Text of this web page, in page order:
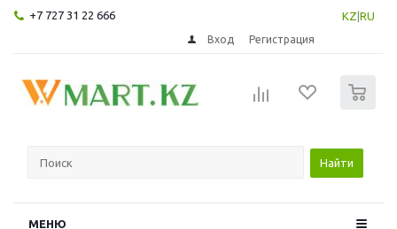
+7 727 31 22 666 KZ RU
Вход Регистрация
Найти
МЕНЮ